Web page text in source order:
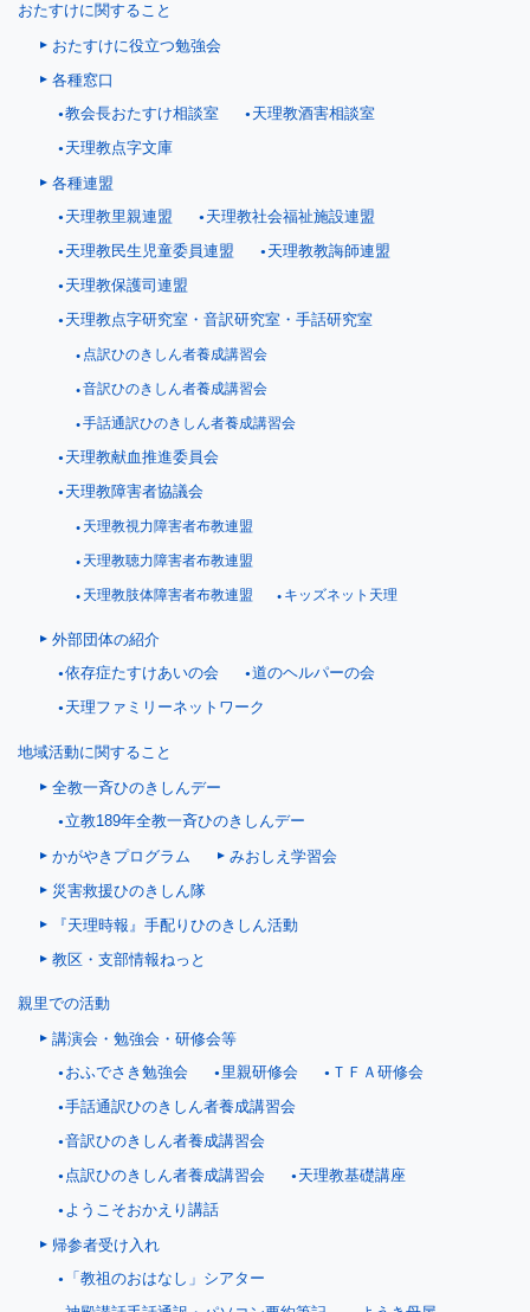
おたすけに関すること
おたすけに役立つ勉強会
各種窓口
教会長おたすけ相談室 天理教酒害相談室
天理教点字文庫
各種連盟
天理教里親連盟 天理教社会福祉施設連盟
天理教民生児童委員連盟 天理教教誨師連盟
天理教保護司連盟
天理教点字研究室・音訳研究室・手話研究室
点訳ひのきしん者養成講習会
音訳ひのきしん者養成講習会
手話通訳ひのきしん者養成講習会
天理教献血推進委員会
天理教障害者協議会
天理教視力障害者布教連盟
天理教聴力障害者布教連盟
天理教肢体障害者布教連盟 キッズネット天理
外部団体の紹介
依存症たすけあいの会 道のヘルパーの会
天理ファミリーネットワーク
地域活動に関すること
全教一斉ひのきしんデー
立教189年全教一斉ひのきしんデー
かがやきプログラム
みおしえ学習会
災害救援ひのきしん隊
『天理時報』手配りひのきしん活動
教区・支部情報ねっと
親里での活動
講演会・勉強会・研修会等
おふでさき勉強会 里親研修会 ＴＦＡ研修会
手話通訳ひのきしん者養成講習会
音訳ひのきしん者養成講習会
点訳ひのきしん者養成講習会 天理教基礎講座
ようこそおかえり講話
帰参者受け入れ
「教祖のおはなし」シアター